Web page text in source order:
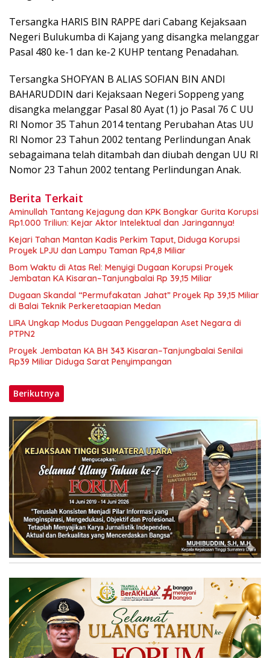
Tersangka HARIS BIN RAPPE dari Cabang Kejaksaan
Negeri Bulukumba di Kajang yang disangka melanggar
Pasal 480 ke-1 dan ke-2 KUHP tentang Penadahan.
Tersangka SHOFYAN B ALIAS SOFIAN BIN ANDI
BAHARUDDIN dari Kejaksaan Negeri Soppeng yang
disangka melanggar Pasal 80 Ayat (1) jo Pasal 76 C UU
RI Nomor 35 Tahun 2014 tentang Perubahan Atas UU
RI Nomor 23 Tahun 2002 tentang Perlindungan Anak
sebagaimana telah ditambah dan diubah dengan UU RI
Nomor 23 Tahun 2002 tentang Perlindungan Anak.
Berita Terkait
Aminullah Tantang Kejagung dan KPK Bongkar Gurita Korupsi
Rp1.000 Triliun: Kejar Aktor Intelektual dan Jaringannya!
Kejari Tahan Mantan Kadis Perkim Taput, Diduga Korupsi
Proyek LPJU dan Lampu Taman Rp4,8 Miliar
Bom Waktu di Atas Rel: Menyigi Dugaan Korupsi Proyek
Jembatan KA Kisaran–Tanjungbalai Rp 39,15 Miliar
Dugaan Skandal “Permufakatan Jahat” Proyek Rp 39,15 Miliar
di Balai Teknik Perkeretaapian Medan
LIRA Ungkap Modus Dugaan Penggelapan Aset Negara di
PTPN2
Proyek Jembatan KA BH 343 Kisaran–Tanjungbalai Senilai
Rp39 Miliar Diduga Sarat Penyimpangan
Berikutnya